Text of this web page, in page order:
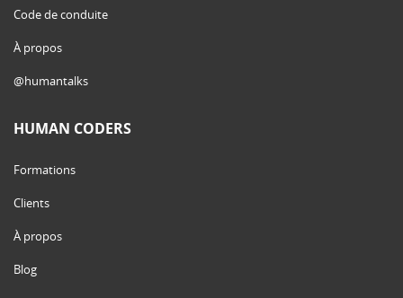
Code de conduite
À propos
@humantalks
HUMAN CODERS
Formations
Clients
À propos
Blog